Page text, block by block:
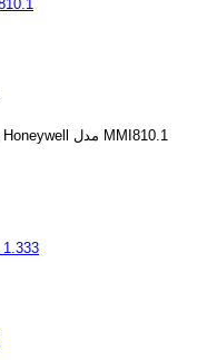
مشخصات, قیمت و خرید رله هانیول Honeywell مدل MMI810.1